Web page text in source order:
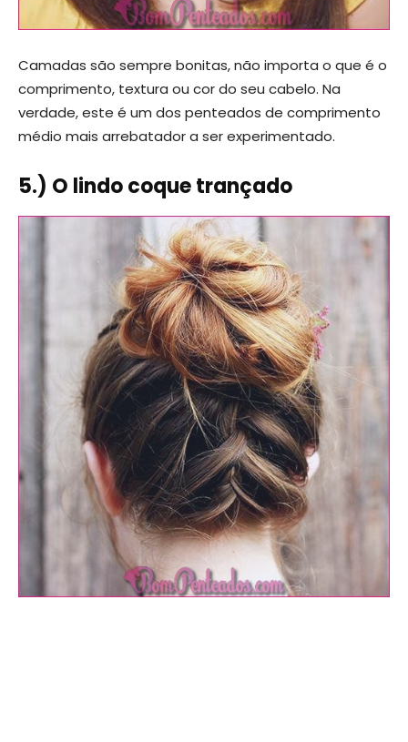
Camadas são sempre bonitas, não importa o que é o
comprimento, textura ou cor do seu cabelo. Na
verdade, este é um dos penteados de comprimento
médio mais arrebatador a ser experimentado.
5.) O lindo coque trançado